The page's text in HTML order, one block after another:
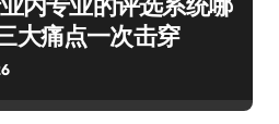
大痛点一次击穿